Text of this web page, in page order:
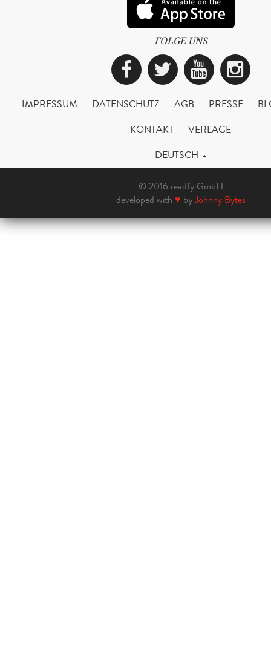
FOLGE UNS
Facebook
Twitter
IMPRESSUM DATENSCHUTZ AGB PRESSE
KONTAKT
VERLAGE
DEUTSCH
© 2016 readfy GmbH
developed with ♥ byJohnny Bytes